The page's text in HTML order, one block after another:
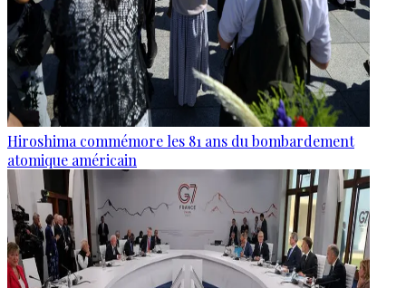
Hiroshima commémore les 81 ans du bombardement
atomique américain